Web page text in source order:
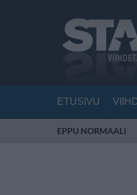
ETUSIVU
EPPU NORMAALI